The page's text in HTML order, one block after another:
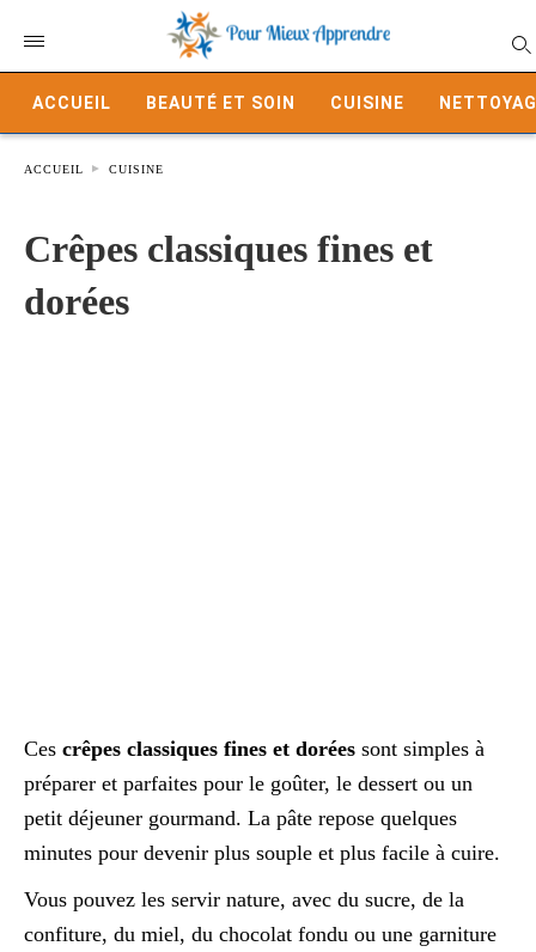
ACCUEIL BEAUTÉ ET SOIN CUISINE
ACCUEIL CUISINE
Crêpes classiques fines et
dorées
Ces crêpes classiques fines et dorées sont simples à
préparer et parfaites pour le goûter, le dessert ou un
petit déjeuner gourmand. La pâte repose quelques
minutes pour devenir plus souple et plus facile à cuire.
Vous pouvez les servir nature, avec du sucre, de la
confiture, du miel, du chocolat fondu ou une garniture